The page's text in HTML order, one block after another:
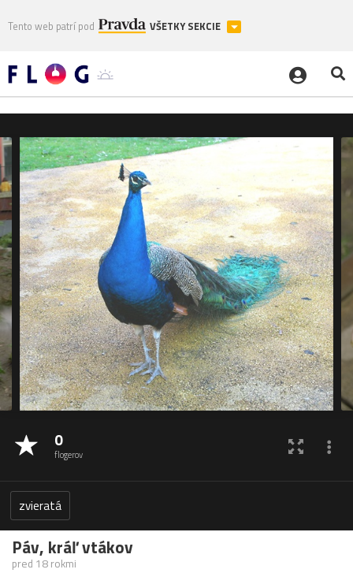
Tento web patrí pod VŠETKY SEKCIE
0
flogerov
zvieratá
Páv, kráľ vtákov
pred 18 rokmi